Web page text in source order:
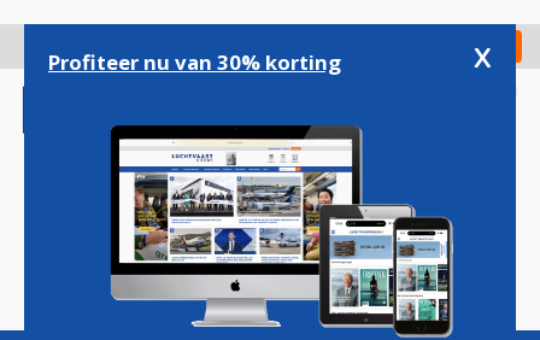
gaan
Check in
Magazine Podcasts Vacatures
Profiteer nu van 30% korting x